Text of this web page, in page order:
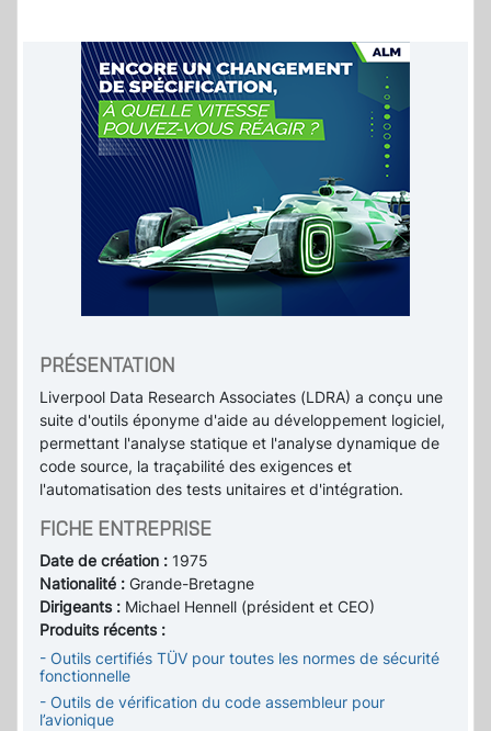
PRÉSENTATION
Liverpool Data Research Associates (LDRA) a conçu une
suite d'outils éponyme d'aide au développement logiciel,
permettant l'analyse statique et l'analyse dynamique de
code source, la traçabilité des exigences et
l'automatisation des tests unitaires et d'intégration.
FICHE ENTREPRISE
Date de création : 1975
Nationalité : Grande-Bretagne
Dirigeants : Michael Hennell (président et CEO)
Produits récents :
- Outils certifiés TÜV pour toutes les normes de sécurité
fonctionnelle
- Outils de vérification du code assembleur pour
l’avionique